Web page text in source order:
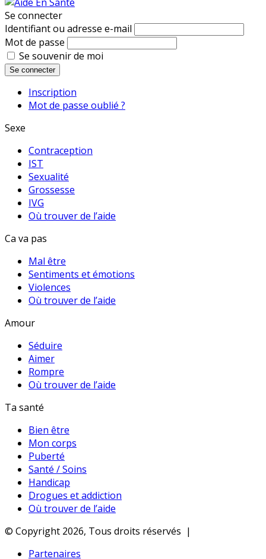
Se connecter
Identifiant ou adresse e-mail
Mot de passe
Se souvenir de moi
Se connecter
Inscription
Mot de passe oublié ?
Sexe
Contraception
IST
Sexualité
Grossesse
IVG
Où trouver de l’aide
Ca va pas
Mal être
Sentiments et émotions
Violences
Où trouver de l’aide
Amour
Séduire
Aimer
Rompre
Où trouver de l’aide
Ta santé
Bien être
Mon corps
Puberté
Santé / Soins
Handicap
Drogues et addiction
Où trouver de l’aide
© Copyright 2026, Tous droits réservés |
Partenaires